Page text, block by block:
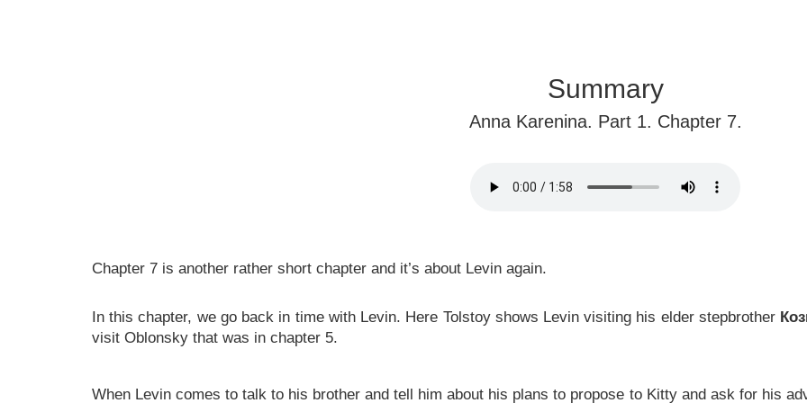
Summary
Anna Karenina. Part 1. Chapter 7.
Chapter 7 is another rather short chapter and it’s about Levin again.
In this chapter, we go back in time with Levin. Here Tolstoy shows Levin visiting his elder stepbrother
visit Oblonsky that was in chapter 5.
When Levin comes to talk to his brother and tell him about his plans to propose to Kitty and ask for his